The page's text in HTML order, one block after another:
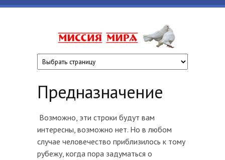
Предназначение
Возможно, эти строки будут вам
интересны, возможно нет. Но в любом
случае человечество приблизилось к тому
рубежу, когда пора задуматься о